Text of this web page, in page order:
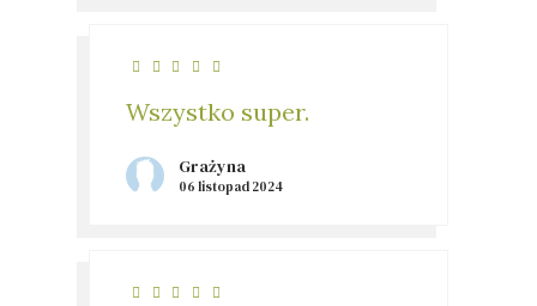
Wszystko super.
Grażyna
06 listopad 2024